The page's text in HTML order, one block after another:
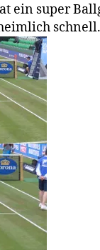
ein super
schnell.